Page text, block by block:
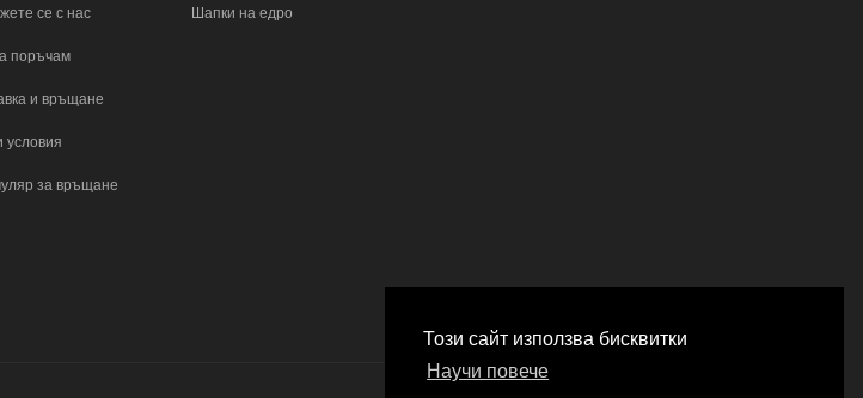
Този сайт използва бисквитки
Научи повече
се с нас
поръчам
и връщане
за връщане
Шапки на едро